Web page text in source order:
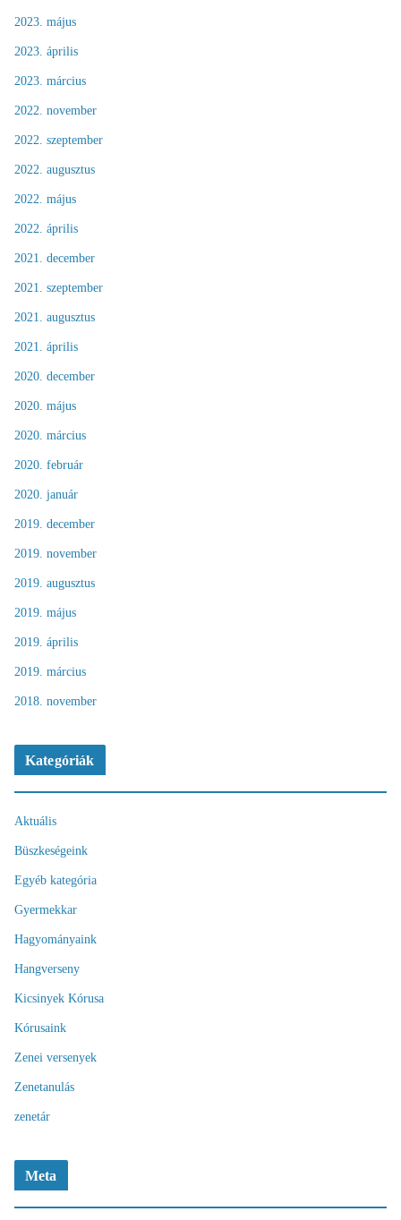
2023. május
2023. április
2023. március
2022. november
2022. szeptember
2022. augusztus
2022. május
2022. április
2021. december
2021. szeptember
2021. augusztus
2021. április
2020. december
2020. május
2020. március
2020. február
2020. január
2019. december
2019. november
2019. augusztus
2019. május
2019. április
2019. március
2018. november
Kategóriák
Aktuális
Büszkeségeink
Egyéb kategória
Gyermekkar
Hagyományaink
Hangverseny
Kicsinyek Kórusa
Kórusaink
Zenei versenyek
Zenetanulás
zenetár
Meta